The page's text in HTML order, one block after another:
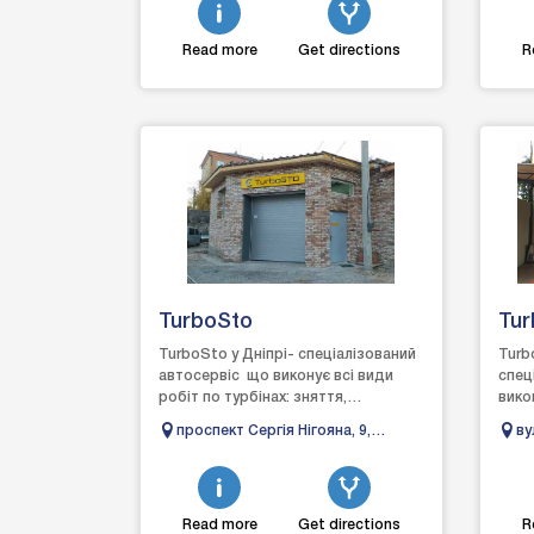
Read more Get directions
TurboSto
TurboSto у Дніпрі- спеціалізований
автосервіс що виконує всі види
робіт по турбінах: зняття,
встановлення, виготовленн...
проспект Сергія Нігояна, 9,
область, 49000
Read more Get directions